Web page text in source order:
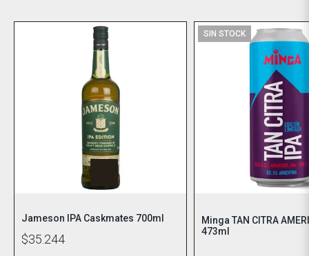
Jameson IPA Caskmates 700ml
$35.244
SIN STOCK
Minga TAN CITRA
473ml